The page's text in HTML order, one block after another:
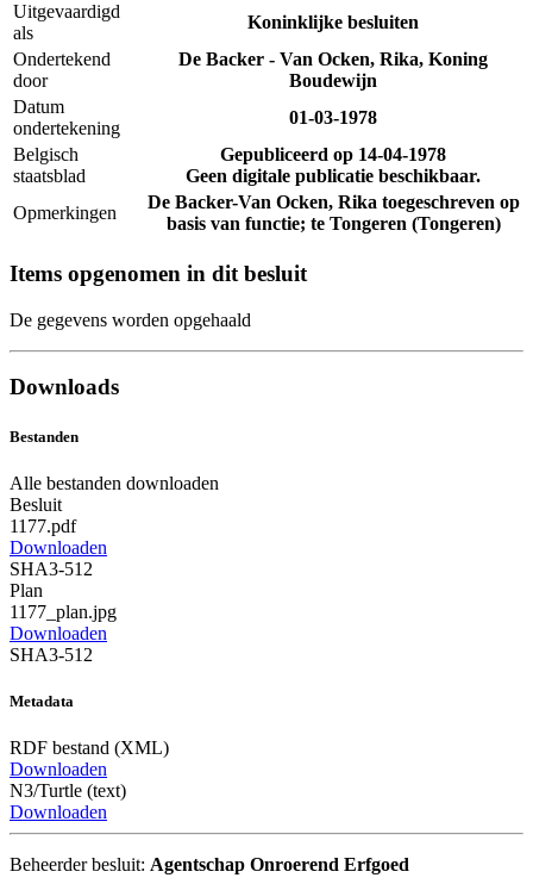
Uitgevaardigd
als
Koninklijke besluiten
Ondertekend
door
De Backer - Van Ocken, Rika, Koning
Boudewijn
Datum
ondertekening
01-03-1978
Belgisch
staatsblad
Gepubliceerd op 14-04-1978
Geen digitale publicatie beschikbaar.
Opmerkingen
De Backer-Van Ocken, Rika toegeschreven op
basis van functie; te Tongeren (Tongeren)
Items opgenomen in dit besluit
De gegevens worden opgehaald
Downloads
Bestanden
Alle bestanden downloaden
Besluit
1177.pdf
Downloaden
SHA3-512
Plan
1177_plan.jpg
Downloaden
SHA3-512
Metadata
RDF bestand (XML)
Downloaden
N3/Turtle (text)
Downloaden
Beheerder besluit: Agentschap Onroerend Erfgoed